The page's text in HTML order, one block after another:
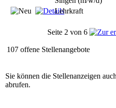
Lehrkraft
Seite 2 von 6
107 offene Stellenangebote
Sie können die Stellenanzeigen
abrufen.